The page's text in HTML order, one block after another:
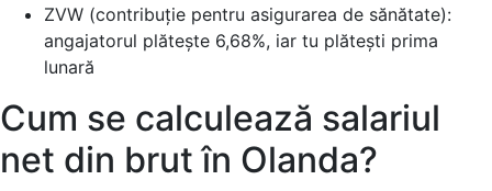
ZVW (contribuție pentru asigurarea de sănătate):
angajatorul plătește 6,68%, iar tu plătești prima
lunară
Cum se calculează salariul
net din brut în Olanda?